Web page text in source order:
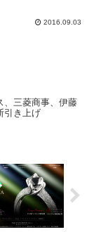
日銀＝... 2016.09.03
、三菱商事、伊藤
引き上げ